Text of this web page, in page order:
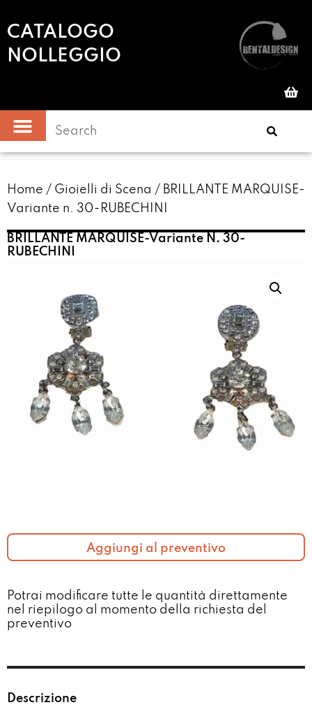
CATALOGO
NOLLEGGIO
Home / Gioielli di Scena / BRILLANTE MARQUISE-
Variante n. 30-RUBECHINI
BRILLANTE MARQUISE-Variante N. 30-
RUBECHINI
Aggiungi al preventivo
Potrai modificare tutte le quantità direttamente
nel riepilogo al momento della richiesta del
preventivo​
Descrizione